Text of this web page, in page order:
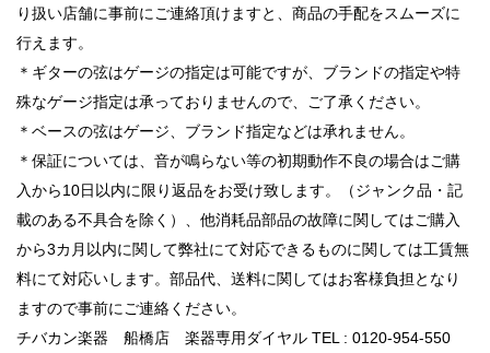
り扱い店舗に事前にご連絡頂けますと、商品の手配をスムーズに
行えます。
＊ギターの弦はゲージの指定は可能ですが、ブランドの指定や特
殊なゲージ指定は承っておりませんので、ご了承ください。
＊ベースの弦はゲージ、ブランド指定などは承れません。
＊保証については、音が鳴らない等の初期動作不良の場合はご購
入から10日以内に限り返品をお受け致します。（ジャンク品・記
載のある不具合を除く）、他消耗品部品の故障に関してはご購入
から3カ月以内に関して弊社にて対応できるものに関しては工賃無
料にて対応いします。部品代、送料に関してはお客様負担となり
ますので事前にご連絡ください。
チバカン楽器 船橋店 楽器専用ダイヤル TEL : 0120-954-550